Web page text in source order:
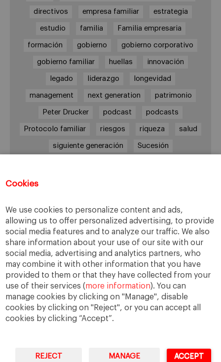
Cookies
We use cookies to personalize content and ads,
allowing us to offer personalized advertising, to provide
social media features and to analyze our traffic. We also
share information about your use of our site with our
social media, advertising and analytics partners, who
may combine it with other information that you have
provided to them or that they have collected from your
use of their services (more information). You can
manage cookies by clicking on "Manage", disable
cookies by clicking on "Reject", or you can accept all
cookies by clicking “Accept”.
REJECT MANAGE ACCEPT
directivos empresa familiar estrategia
estudio familia Familia empresaria
formación gobierno gobierno corporativo
gobierno familiar huellas innovación
legado liderazgo longevidad
management next generation patrimonio
Peter Drucker podcast podcasts
Protocolo familiar riesgos riqueza salud
siguiente generación Sucesión
Enlaces
Cátedra de Empresa Familiar
IESE Insight